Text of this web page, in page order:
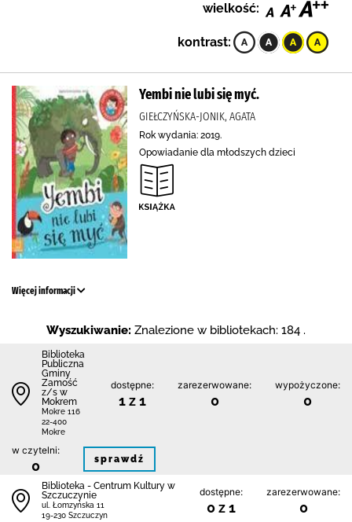
wielkość:
kontrast:
Yembi nie lubi się myć.
GIEŁCZYŃSKA-JONIK, AGATA
Rok wydania: 2019.
Opowiadanie dla młodszych dzieci
Więcej informacji
Wyszukiwanie: Znalezione w bibliotekach: 184 .
Biblio­teka
Publiczna
Gminy
Zamość
z/s w
Mokrem
Mokre 116
22-400
Mokre
dostępne:
1 z 1
zarezerwowane:
0
wypożyczone:
0
w czytelni:
0 sprawdź
Biblioteka - Centrum Kultury w
Szczuczynie
ul. Łomzyńska 11
19-230 Szczuczyn
dostępne:
0 z 1
zarezerwowane:
0